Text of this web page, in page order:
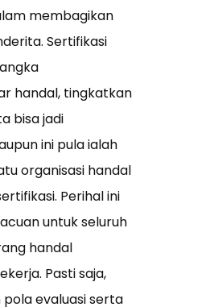
membagikan
Sertifikasi
handal, tingkatkan
bisa jadi
ini pula ialah
organisasi handal
Perihal ini
untuk seluruh
handal
Pasti saja,
evaluasi serta